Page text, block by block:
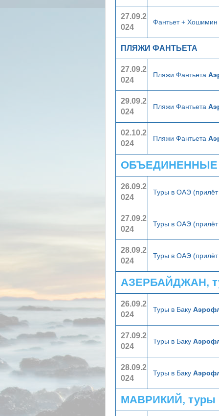
27.09.2
024
Фантьет + Хошимин
ПЛЯЖИ ФАНТЬЕТА
27.09.2
024
Пляжи Фантьета
29.09.2
024
Пляжи Фантьета
02.10.2
024
Пляжи Фантьета
ОБЪЕДИНЕННЫЕ
26.09.2
024
Туры в ОАЭ
27.09.2
024
Туры в ОАЭ
28.09.2
024
Туры в ОАЭ
АЗЕРБАЙДЖАН,
26.09.2
024
Туры в Баку
27.09.2
024
Туры в Баку
28.09.2
024
Туры в Баку
МАВРИКИЙ, туры